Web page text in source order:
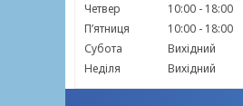
Четвер
10:00
18:00
Пʼятниця
10:00
18:00
Субота
Вихідний
Неділя
Вихідний